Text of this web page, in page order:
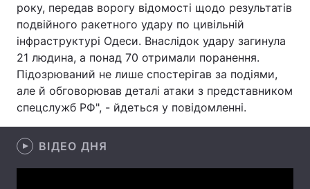
Архів Вакансії
Контакти
Послуги
року, передав ворогу відомості щодо результатів
подвійного ракетного удару по цивільній
інфраструктурі Одеси. Внаслідок удару загинула
21 людина, а понад 70 отримали поранення.
Підозрюваний не лише спостерігав за подіями,
але й обговорював деталі атаки з представником
спецслужб РФ", - йдеться у повідомленні.
ВІДЕО ДНЯ